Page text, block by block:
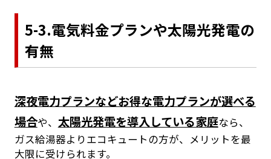
5-3.電気料金プランや太陽光発電の
有無
深夜電力プランなどお得な電力プランが選べる
場合や、 太陽光発電を導入している家庭なら、
ガス給湯器よりエコキュートの方が、メリットを最
大限に受けられます。